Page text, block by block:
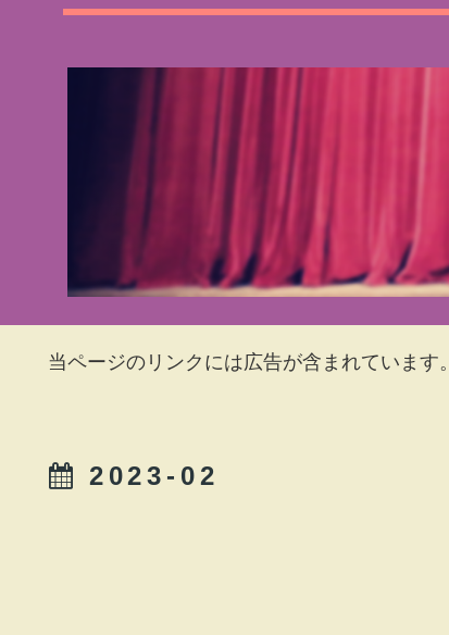
当ページのリンクには広告が含まれています。
2023-02